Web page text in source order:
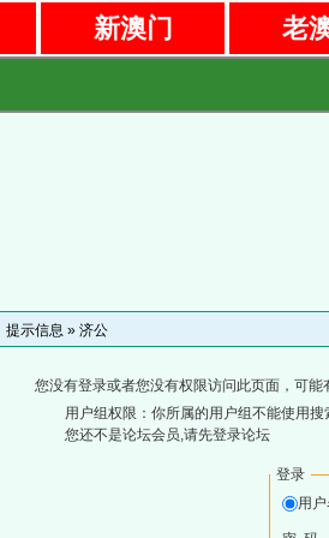
新澳门 老
提示信息 » 济公
您没有登录或者您没有权限访问此页面，可能
用户组权限：你所属的用户组不能使用搜
您还不是论坛会员,请先登录论坛
登录
用